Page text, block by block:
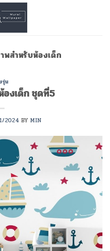
พสำหรับห้องเด็ก
รุ่น
องเด็ก ชุดที่5
2024 BYMIN